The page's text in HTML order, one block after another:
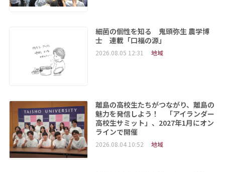
細菌の個性を知る 鬼頭弥生 農学博
士 連載「口福の源」
2026.08.05 12:31 地域
離島の高校生たちがつながり、離島の
魅力を発信しよう！ 「アイランダー
高校生サミット」、2027年1月にオン
ラインで開催
2026.08.04 10:52 地域